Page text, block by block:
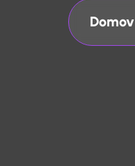
Domov